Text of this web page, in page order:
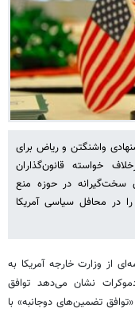
واشنگتن و ریاض برای
خواسته قانون‌گذاران
سخت‌گیرانه در حوزه منع
در محافل سیاسی آمریکا
از وزارت خارجه آمریکا به
دموکرات نشان می‌دهد توافق
تضمین‌های دوجانبه» با